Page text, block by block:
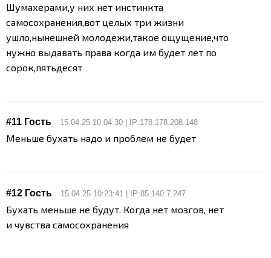
Шумахерами,у них нет инстинкта
самосохранения,вот целых три жизни
ушло,нынешней молодежи,такое ощущение,что
нужно выдавать права когда им будет лет по
сорок,пятьдесят
#11 Гость 15.04.25 10:04:30 | IP:178.178.208.148
Меньше бухать надо и проблем не будет
#12 Гость 15.04.25 10:23:41 | IP:85.140.7.247
Бухать меньше не будут. Когда нет мозгов, нет
и чувства самосохранения